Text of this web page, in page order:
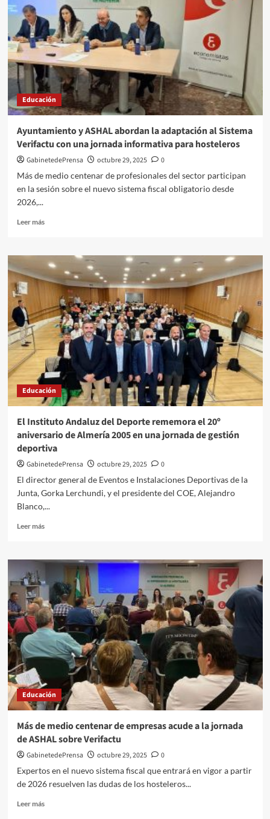
12
millones
de
euros
en
infraestructuras
educativas
para
FP
la
provincia
Educación
Ayuntamiento y ASHAL abordan la adaptación al Sistema
Verifactu con una jornada informativa para hosteleros
GabinetedePrensa octubre 29, 2025
0
Más de medio centenar de profesionales del sector participan
en la sesión sobre el nuevo sistema fiscal obligatorio desde
2026,...
Leer másLeer
Ayuntamiento
y
ASHAL
abordan
adaptación
al
Sistema
Verifactu
con
una
jornada
informativa
para
Educación
El Instituto Andaluz del Deporte rememora el 20º
aniversario de Almería 2005 en una jornada de gestión
deportiva
GabinetedePrensa octubre 29, 2025
0
El director general de Eventos e Instalaciones Deportivas de la
Junta, Gorka Lerchundi, y el presidente del COE, Alejandro
Blanco,...
Leer másLeer
El
Andaluz
Deporte
rememora
el
20º
aniversario
Almería
2005
en
una
de
gestión
deportiva
Educación
Más de medio centenar de empresas acude a la jornada
de ASHAL sobre Verifactu
GabinetedePrensa octubre 29, 2025
0
Expertos en el nuevo sistema fiscal que entrará en vigor a partir
de 2026 resuelven las dudas de los hosteleros...
Leer másLeer